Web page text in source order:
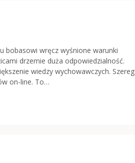
bobasowi wręcz wyśnione warunki
drzemie duża odpowiedzialność.
wiedzy wychowawczych. Szereg
on-line. To…